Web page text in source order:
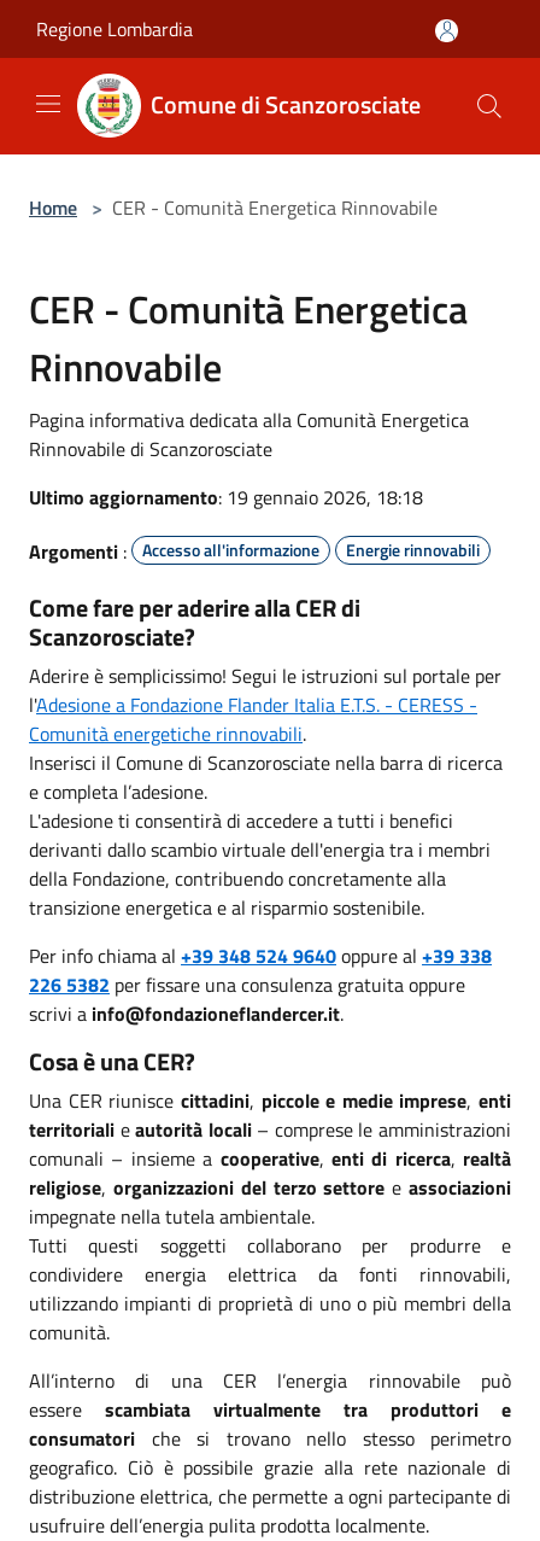
Regione Lombardia
Comune di Scanzorosciate
Home > CER - Comunità Energetica Rinnovabile
CER - Comunità Energetica
Rinnovabile
Pagina informativa dedicata alla Comunità Energetica
Rinnovabile di Scanzorosciate
Ultimo aggiornamento: 19 gennaio 2026, 18:18
Argomenti : Accesso all'informazione Energie rinnovabili
Come fare per aderire alla CER di
Scanzorosciate?
Aderire è semplicissimo! Segui le istruzioni sul portale per
l'Adesione a Fondazione Flander Italia E.T.S. - CERESS -
Comunità energetiche rinnovabili.
Inserisci il Comune di Scanzorosciate nella barra di ricerca
e completa l’adesione.
L'adesione ti consentirà di accedere a tutti i benefici
derivanti dallo scambio virtuale dell'energia tra i membri
della Fondazione, contribuendo concretamente alla
transizione energetica e al risparmio sostenibile.
Per info chiama al +39 348 524 9640oppure al +39 338
226 5382 per fissare una consulenza gratuita oppure
scrivi a info@fondazioneflandercer.it.
Cosa è una CER?
Una CER riunisce cittadini, piccole e medie imprese, enti
territoriali eautorità locali– comprese le amministrazioni
comunali – insieme a cooperative, enti di ricerca, realtà
religiose, organizzazioni del terzo settore eassociazioni
impegnate nella tutela ambientale.
Tutti questi soggetti collaborano per produrre e
condividere energia elettrica da fonti rinnovabili,
utilizzando impianti di proprietà di uno o più membri della
comunità.
All’interno di una CER l’energia rinnovabile può
essere scambiata virtualmente tra produttori e
consumatori che si trovano nello stesso perimetro
geografico. Ciò è possibile grazie alla rete nazionale di
distribuzione elettrica, che permette a ogni partecipante di
usufruire dell’energia pulita prodotta localmente.